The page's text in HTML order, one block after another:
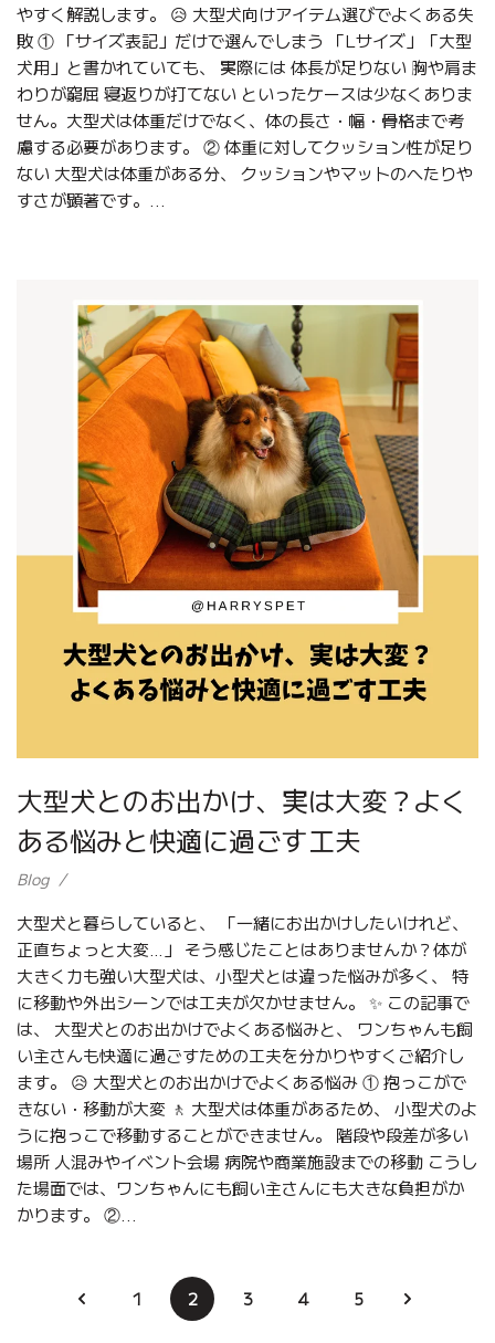
やすく解説します。 😥 大型犬向けアイテム選びでよくある失
敗 ① 「サイズ表記」だけで選んでしまう 「Lサイズ」「大型
犬用」と書かれていても、 実際には 体長が足りない 胸や肩ま
わりが窮屈 寝返りが打てない といったケースは少なくありま
せん。大型犬は体重だけでなく、体の長さ・幅・骨格まで考
慮する必要があります。 ② 体重に対してクッション性が足り
ない 大型犬は体重がある分、 クッションやマットのへたりや
すさが顕著です。...
大型犬とのお出かけ、実は大変？よく
ある悩みと快適に過ごす工夫
Blog
大型犬と暮らしていると、 「一緒にお出かけしたいけれど、
正直ちょっと大変…」 そう感じたことはありませんか？体が
大きく力も強い大型犬は、小型犬とは違った悩みが多く、 特
に移動や外出シーンでは工夫が欠かせません。 ✨ この記事で
は、 大型犬とのお出かけでよくある悩みと、 ワンちゃんも飼
い主さんも快適に過ごすための工夫を分かりやすくご紹介し
ます。 😥 大型犬とのお出かけでよくある悩み ① 抱っこがで
きない・移動が大変 🚶 大型犬は体重があるため、 小型犬のよ
うに抱っこで移動することができません。 階段や段差が多い
場所 人混みやイベント会場 病院や商業施設までの移動 こうし
た場面では、ワンちゃんにも飼い主さんにも大きな負担がか
かります。 ②...
1 2 3 4 5